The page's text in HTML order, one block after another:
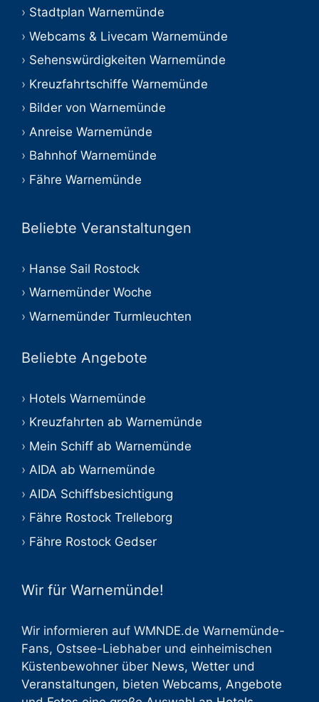
Stadtplan Warnemünde
Webcams & Livecam Warnemünde
Sehenswürdigkeiten Warnemünde
Kreuzfahrtschiffe Warnemünde
Bilder von Warnemünde
Anreise Warnemünde
Bahnhof Warnemünde
Fähre Warnemünde
Beliebte Veranstaltungen
Hanse Sail Rostock
Warnemünder Woche
Warnemünder Turmleuchten
Beliebte Angebote
Hotels Warnemünde
Kreuzfahrten ab Warnemünde
Mein Schiff ab Warnemünde
AIDA ab Warnemünde
AIDA Schiffsbesichtigung
Fähre Rostock Trelleborg
Fähre Rostock Gedser
Wir für Warnemünde!
Wir informieren auf WMNDE.de Warnemünde-
Fans, Ostsee-Liebhaber und einheimischen
Küstenbewohner über News, Wetter und
Veranstaltungen, bieten Webcams, Angebote